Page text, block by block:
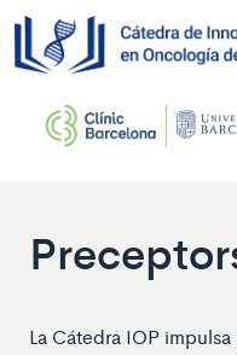
La Cátedra IOP